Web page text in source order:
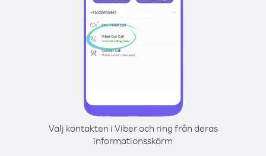
Välj kontakten i Viber och ring från deras
informationsskärm